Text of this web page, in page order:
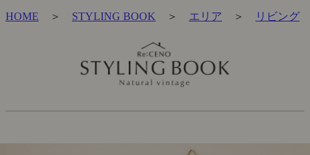
HOME ＞ STYLING BOOK ＞ エリア ＞ リビング